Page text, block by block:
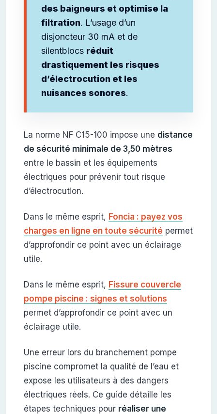
des baigneurs et optimise la
filtration. L’usage d’un
disjoncteur 30 mA et de
silentblocs réduit
drastiquement les risques
d’électrocution et les
nuisances sonores.
La norme NF C15-100 impose une distance
de sécurité minimale de 3,50 mètres
entre le bassin et les équipements
électriques pour prévenir tout risque
d’électrocution.
Dans le même esprit, Foncia : payez vos
charges en ligne en toute sécurité permet
d’approfondir ce point avec un éclairage
utile.
Dans le même esprit, Fissure couvercle
pompe piscine : signes et solutions
permet d’approfondir ce point avec un
éclairage utile.
Une erreur lors du branchement pompe
piscine compromet la qualité de l’eau et
expose les utilisateurs à des dangers
électriques réels. Ce guide détaille les
étapes techniques pour réaliser une